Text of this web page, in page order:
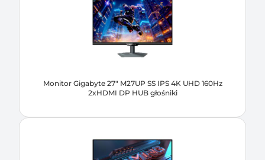
Monitor Gigabyte 27" M27UP SS IPS 4K UHD 160Hz
2xHDMI DP HUB głośniki